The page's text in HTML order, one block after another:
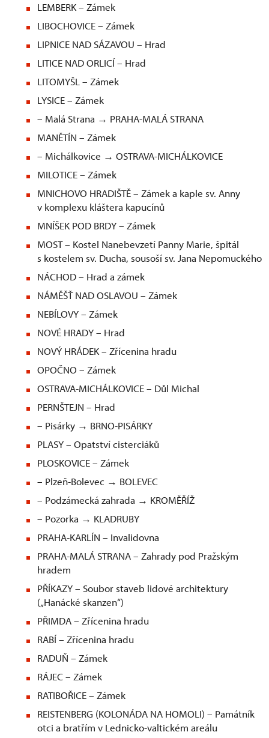
LEMBERK – Zámek
LIBOCHOVICE – Zámek
LIPNICE NAD SÁZAVOU – Hrad
LITICE NAD ORLICÍ – Hrad
LITOMYŠL – Zámek
LYSICE – Zámek
– Malá Strana → PRAHA-MALÁ STRANA
MANĚTÍN – Zámek
– Michálkovice → OSTRAVA-MICHÁLKOVICE
MILOTICE – Zámek
MNICHOVO HRADIŠTĚ – Zámek a kaple sv. Anny
v komplexu kláštera kapucínů
MNÍŠEK POD BRDY – Zámek
MOST – Kostel Nanebevzetí Panny Marie, špitál
s kostelem sv. Ducha, sousoší sv. Jana Nepomuckého
NÁCHOD – Hrad a zámek
NÁMĚŠŤ NAD OSLAVOU – Zámek
NEBÍLOVY – Zámek
NOVÉ HRADY – Hrad
NOVÝ HRÁDEK – Zřícenina hradu
OPOČNO – Zámek
OSTRAVA-MICHÁLKOVICE – Důl Michal
PERNŠTEJN – Hrad
– Pisárky → BRNO-PISÁRKY
PLASY – Opatství cisterciáků
PLOSKOVICE – Zámek
– Plzeň-Bolevec → BOLEVEC
– Podzámecká zahrada → KROMĚŘÍŽ
– Pozorka → KLADRUBY
PRAHA-KARLÍN – Invalidovna
PRAHA-MALÁ STRANA – Zahrady pod Pražským
hradem
PŘÍKAZY – Soubor staveb lidové architektury
(„Hanácké skanzen“)
PŘIMDA – Zřícenina hradu
RABÍ – Zřícenina hradu
RADUŇ – Zámek
RÁJEC – Zámek
RATIBOŘICE – Zámek
REISTENBERG (KOLONÁDA NA HOMOLI) – Památník
otci a bratřím v Lednicko-valtickém areálu